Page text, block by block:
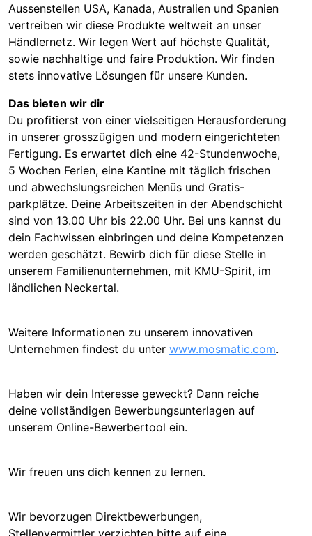
Aussenstellen USA, Kanada, Australien und Spanien
vertreiben wir diese Produkte weltweit an unser
Händlernetz. Wir legen Wert auf höchste Qualität,
sowie nachhaltige und faire Produktion. Wir finden
stets innovative Lösungen für unsere Kunden.
Das bieten wir dir
Du profitierst von einer vielseitigen Herausforderung
in unserer grosszügigen und modern eingerichteten
Fertigung. Es erwartet dich eine 42-Stundenwoche,
5 Wochen Ferien, eine Kantine mit täglich frischen
und abwechslungsreichen Menüs und Gratis-
parkplätze. Deine Arbeitszeiten in der Abendschicht
sind von 13.00 Uhr bis 22.00 Uhr. Bei uns kannst du
dein Fachwissen einbringen und deine Kompetenzen
werden geschätzt. Bewirb dich für diese Stelle in
unserem Familienunternehmen, mit KMU-Spirit, im
ländlichen Neckertal.
Weitere Informationen zu unserem innovativen
Unternehmen findest du unter www.mosmatic.com.
Haben wir dein Interesse geweckt? Dann reiche
deine vollständigen Bewerbungsunterlagen auf
unserem Online-Bewerbertool ein.
Wir freuen uns dich kennen zu lernen.
Wir bevorzugen Direktbewerbungen,
Stellenvermittler verzichten bitte auf eine